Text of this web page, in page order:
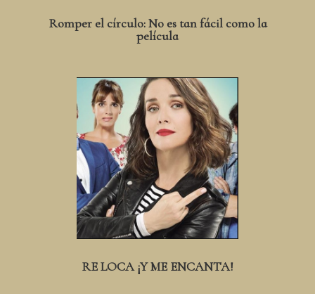
Romper el círculo: No es tan fácil como la
película
RE LOCA ¡Y ME ENCANTA!